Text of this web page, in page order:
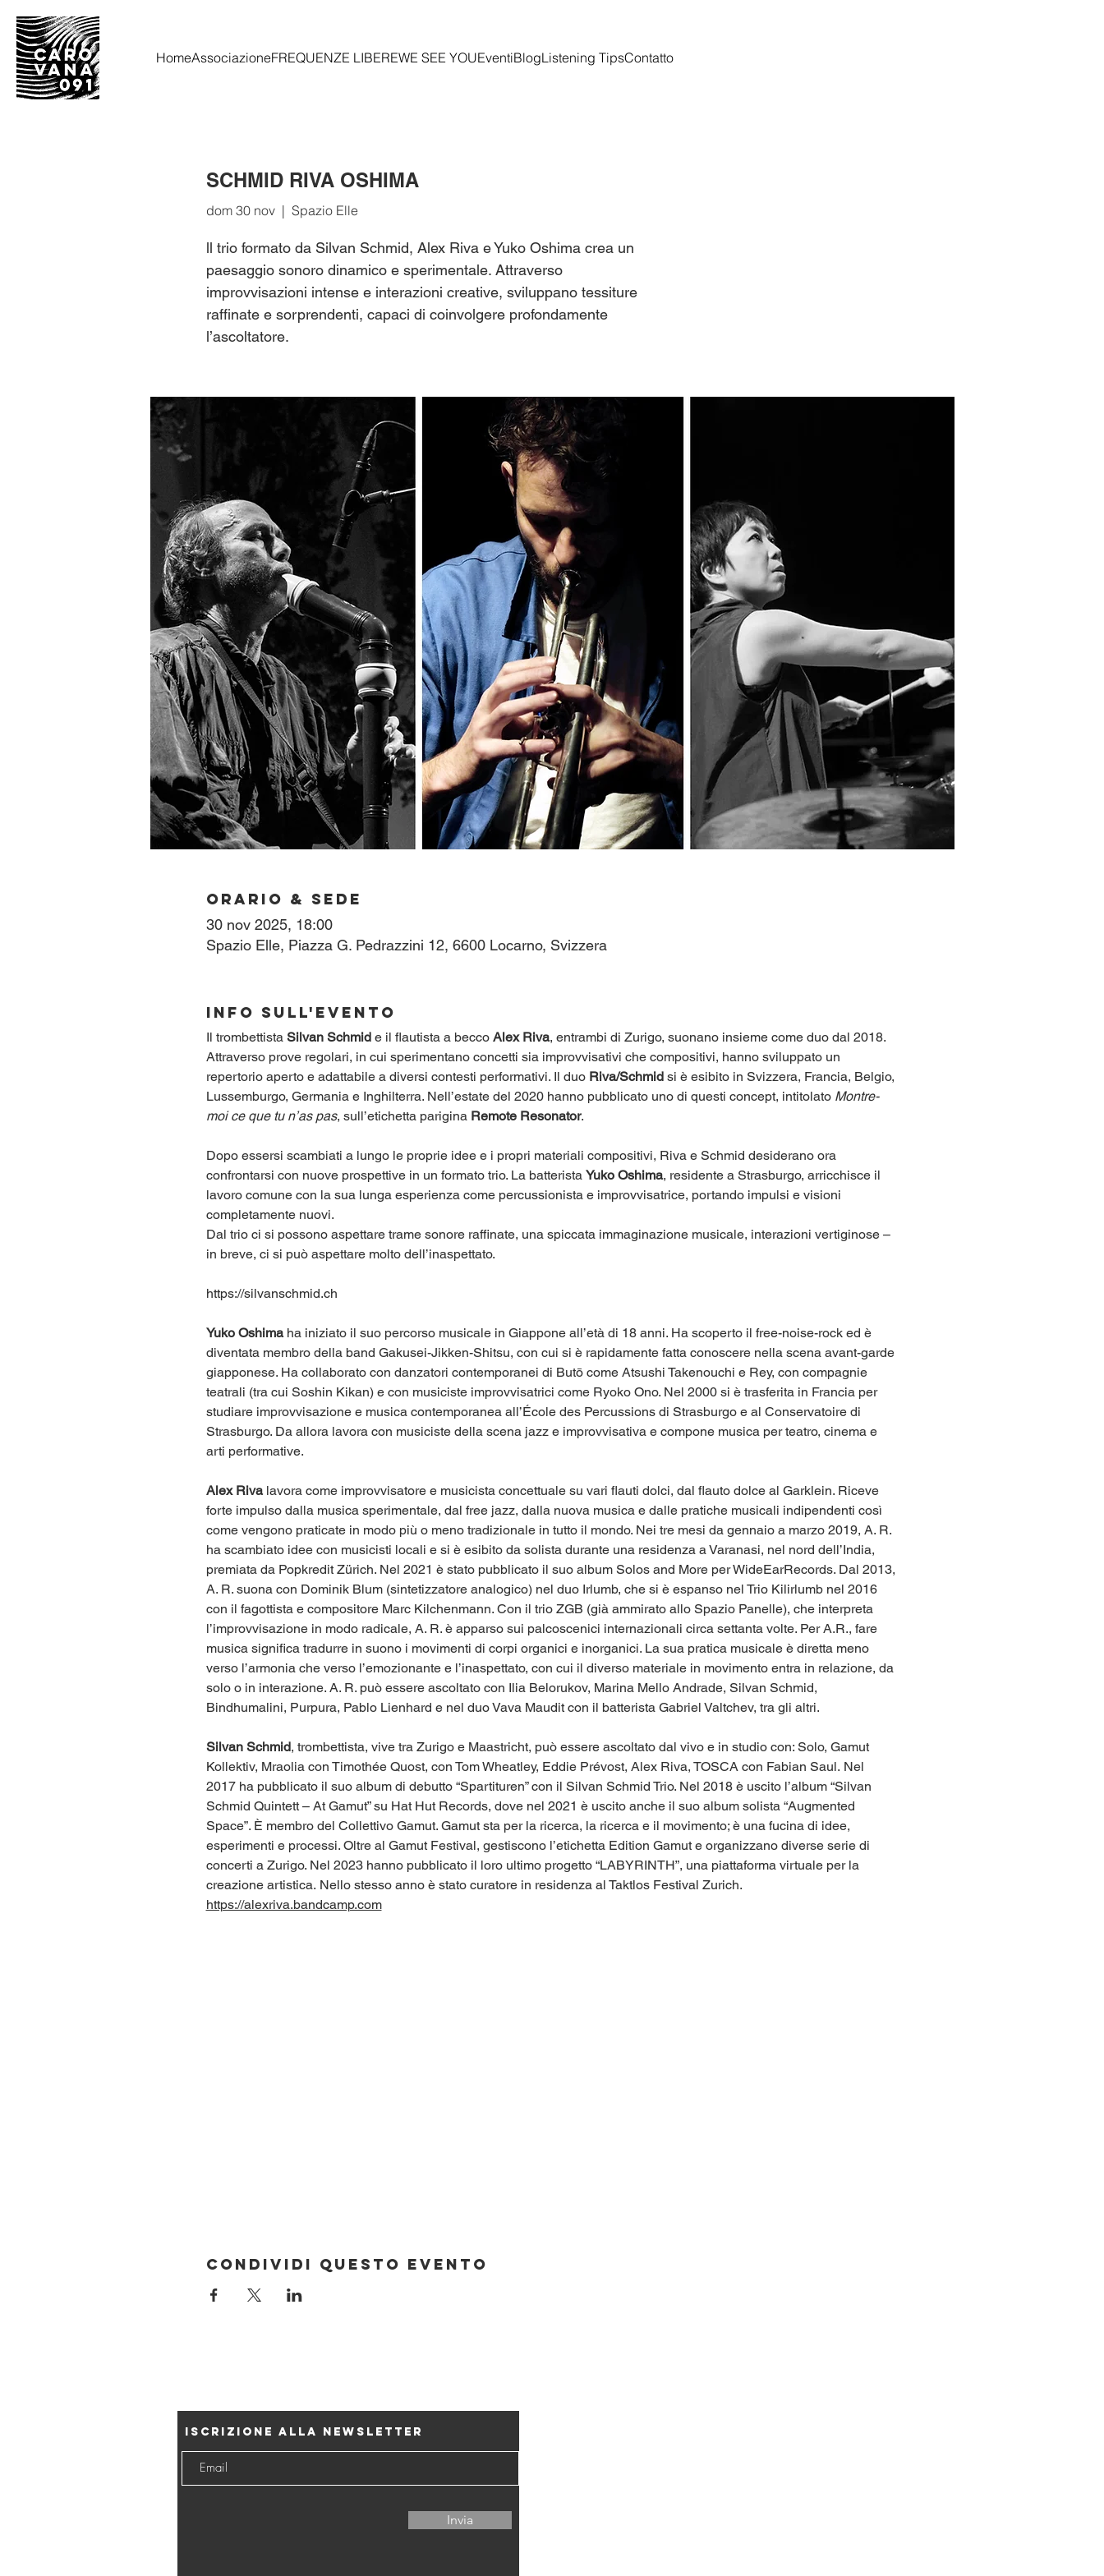
HomeAssociazioneFREQUENZE LIBEREWE SEE YOUEventiBlogListening TipsContatto
SCHMID RIVA OSHIMA
dom 30 nov
  |
Spazio Elle
ll trio formato da Silvan Schmid, Alex Riva e Yuko Oshima crea un
paesaggio sonoro dinamico e sperimentale. Attraverso
improvvisazioni intense e interazioni creative, sviluppano tessiture
raffinate e sorprendenti, capaci di coinvolgere profondamente
l’ascoltatore.
Orario & Sede
30 nov 2025, 18:00
Spazio Elle, Piazza G. Pedrazzini 12, 6600 Locarno, Svizzera
Info sull'evento
Il trombettista Silvan Schmid e il flautista a becco Alex Riva, entrambi di Zurigo, suonano insieme come duo dal 2018.
Attraverso prove regolari, in cui sperimentano concetti sia improvvisativi che compositivi, hanno sviluppato un
repertorio aperto e adattabile a diversi contesti performativi. Il duo Riva/Schmid si è esibito in Svizzera, Francia, Belgio,
Lussemburgo, Germania e Inghilterra. Nell’estate del 2020 hanno pubblicato uno di questi concept, intitolato Montre-
moi ce que tu n’as pas, sull’etichetta parigina Remote Resonator.
Dopo essersi scambiati a lungo le proprie idee e i propri materiali compositivi, Riva e Schmid desiderano ora
confrontarsi con nuove prospettive in un formato trio. La batterista Yuko Oshima, residente a Strasburgo, arricchisce il
lavoro comune con la sua lunga esperienza come percussionista e improvvisatrice, portando impulsi e visioni
completamente nuovi.
Dal trio ci si possono aspettare trame sonore raffinate, una spiccata immaginazione musicale, interazioni vertiginose –
in breve, ci si può aspettare molto dell’inaspettato.
https://silvanschmid.ch
Yuko Oshima ha iniziato il suo percorso musicale in Giappone all’età di 18 anni. Ha scoperto il free-noise-rock ed è
diventata membro della band Gakusei-Jikken-Shitsu, con cui si è rapidamente fatta conoscere nella scena avant-garde
giapponese. Ha collaborato con danzatori contemporanei di Butō come Atsushi Takenouchi e Rey, con compagnie
teatrali (tra cui Soshin Kikan) e con musiciste improvvisatrici come Ryoko Ono. Nel 2000 si è trasferita in Francia per
studiare improvvisazione e musica contemporanea all’École des Percussions di Strasburgo e al Conservatoire di
Strasburgo. Da allora lavora con musiciste della scena jazz e improvvisativa e compone musica per teatro, cinema e
arti performative.
Alex Riva lavora come improvvisatore e musicista concettuale su vari flauti dolci, dal flauto dolce al Garklein. Riceve
forte impulso dalla musica sperimentale, dal free jazz, dalla nuova musica e dalle pratiche musicali indipendenti così
come vengono praticate in modo più o meno tradizionale in tutto il mondo. Nei tre mesi da gennaio a marzo 2019, A. R.
ha scambiato idee con musicisti locali e si è esibito da solista durante una residenza a Varanasi, nel nord dell’India,
premiata da Popkredit Zürich. Nel 2021 è stato pubblicato il suo album Solos and More per WideEarRecords. Dal 2013,
A. R. suona con Dominik Blum (sintetizzatore analogico) nel duo Irlumb, che si è espanso nel Trio Kilirlumb nel 2016
con il fagottista e compositore Marc Kilchenmann. Con il trio ZGB (già ammirato allo Spazio Panelle), che interpreta
l’improvvisazione in modo radicale, A. R. è apparso sui palcoscenici internazionali circa settanta volte. Per A.R., fare
musica significa tradurre in suono i movimenti di corpi organici e inorganici. La sua pratica musicale è diretta meno
verso l’armonia che verso l’emozionante e l’inaspettato, con cui il diverso materiale in movimento entra in relazione, da
solo o in interazione. A. R. può essere ascoltato con Ilia Belorukov, Marina Mello Andrade, Silvan Schmid,
Bindhumalini, Purpura, Pablo Lienhard e nel duo Vava Maudit con il batterista Gabriel Valtchev, tra gli altri.
Silvan Schmid, trombettista, vive tra Zurigo e Maastricht, può essere ascoltato dal vivo e in studio con: Solo, Gamut
Kollektiv, Mraolia con Timothée Quost, con Tom Wheatley, Eddie Prévost, Alex Riva, TOSCA con Fabian Saul. Nel
2017 ha pubblicato il suo album di debutto “Spartituren” con il Silvan Schmid Trio. Nel 2018 è uscito l’album “Silvan
Schmid Quintett – At Gamut” su Hat Hut Records, dove nel 2021 è uscito anche il suo album solista “Augmented
Space”. È membro del Collettivo Gamut. Gamut sta per la ricerca, la ricerca e il movimento; è una fucina di idee,
esperimenti e processi. Oltre al Gamut Festival, gestiscono l’etichetta Edition Gamut e organizzano diverse serie di
concerti a Zurigo. Nel 2023 hanno pubblicato il loro ultimo progetto “LABYRINTH”, una piattaforma virtuale per la
creazione artistica. Nello stesso anno è stato curatore in residenza al Taktlos Festival Zurich.
https://alexriva.bandcamp.com
Condividi questo evento
Iscrizione alla newsletter
Invia